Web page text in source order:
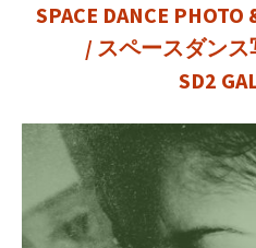
SPACE DANCE
/ スペースダン
SD2